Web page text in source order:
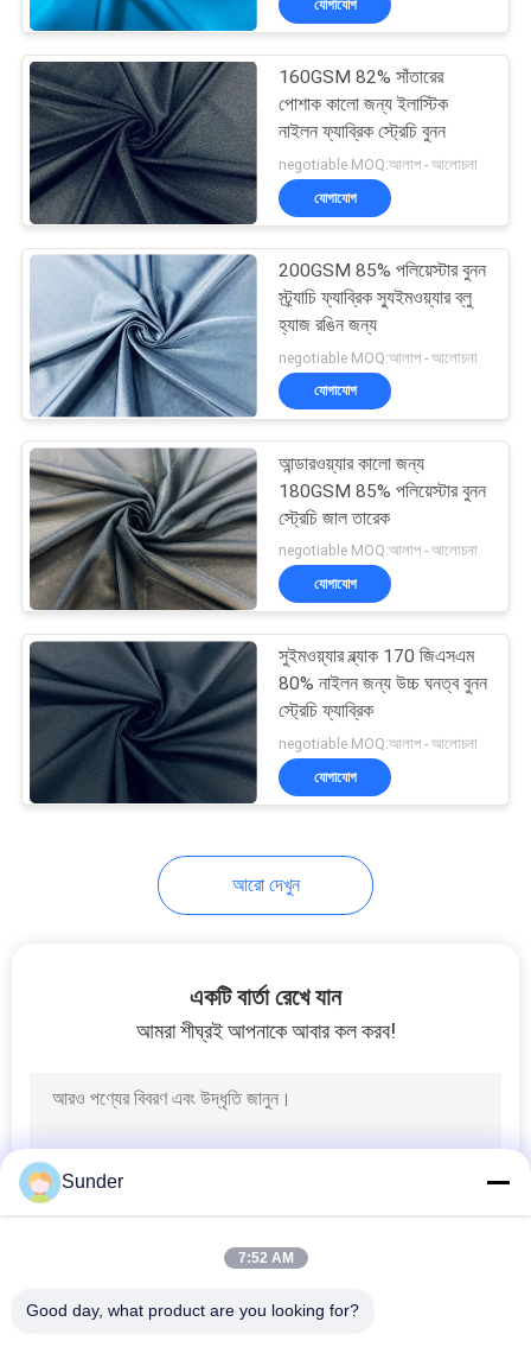
যোগাযোগ
160GSM 82% সাঁতারের
পোশাক কালো জন্য ইলাস্টিক
নাইলন ফ্যাব্রিক স্ট্রেচি বুনন
negotiable MOQ:আলাপ - আলোচনা
যোগাযোগ
200GSM 85% পলিয়েস্টার বুনন
স্ট্র্যাচি ফ্যাব্রিক স্যুইমওয়্যার ব্লু
হ্যাজ রঙিন জন্য
negotiable MOQ:আলাপ - আলোচনা
যোগাযোগ
আন্ডারওয়্যার কালো জন্য
180GSM 85% পলিয়েস্টার বুনন
স্ট্রেচি জাল তারেক
negotiable MOQ:আলাপ - আলোচনা
যোগাযোগ
সুইমওয়্যার ব্ল্যাক 170 জিএসএম
80% নাইলন জন্য উচ্চ ঘনত্ব বুনন
স্ট্রেচি ফ্যাব্রিক
negotiable MOQ:আলাপ - আলোচনা
যোগাযোগ
আরো দেখুন
একটি বার্তা রেখে যান
আমরা শীঘ্রই আপনাকে আবার কল করব!
Sunder
7:52 AM
Good day, what product are you looking for?